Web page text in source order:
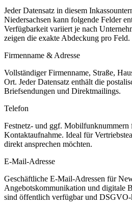
Jeder Datensatz in diesem
Niedersachsen kann folgende Felder
Verfügbarkeit variiert je nach
zeigen die exakte Abdeckung pro Feld.
Firmenname & Adresse
Vollständiger Firmenname, Straße,
Ort. Jeder Datensatz enthält die
Briefsendungen und Direktmailings.
Telefon
Festnetz- und ggf. Mobilfunknummern
Kontaktaufnahme. Ideal für
direkt ansprechen möchten.
E-Mail-Adresse
Geschäftliche E-Mail-Adressen für
Angebotskommunikation und digitale
sind öffentlich verfügbar und